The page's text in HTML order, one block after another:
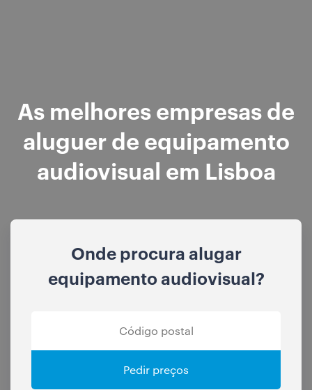
As melhores empresas de
aluguer de equipamento
audiovisual em Lisboa
Onde procura alugar
equipamento audiovisual?
Pedir preços